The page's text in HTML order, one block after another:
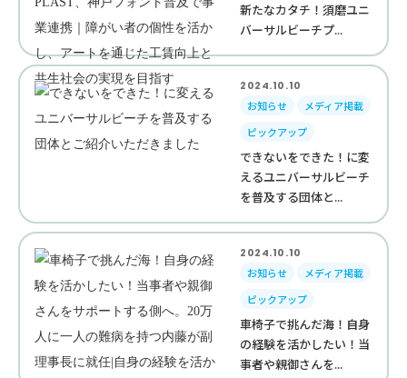
新たなカタチ！須磨ユニ
バーサルビーチプ...
2024.10.10
お知らせ
メディア掲載
ピックアップ
できないをできた！に変
えるユニバーサルビーチ
を普及する団体と...
2024.10.10
お知らせ
メディア掲載
ピックアップ
車椅子で挑んだ海！自身
の経験を活かしたい！当
事者や親御さんを...